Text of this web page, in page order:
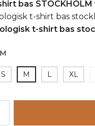
M
S M L XL